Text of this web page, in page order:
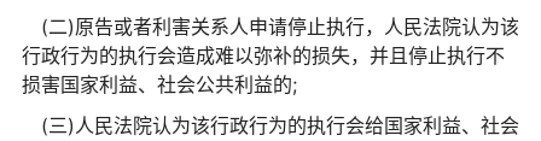
(二)原告或者利害关系人申请停止执行，人民法院认为该
行政行为的执行会造成难以弥补的损失，并且停止执行不
损害国家利益、社会公共利益的;
(三)人民法院认为该行政行为的执行会给国家利益、社会